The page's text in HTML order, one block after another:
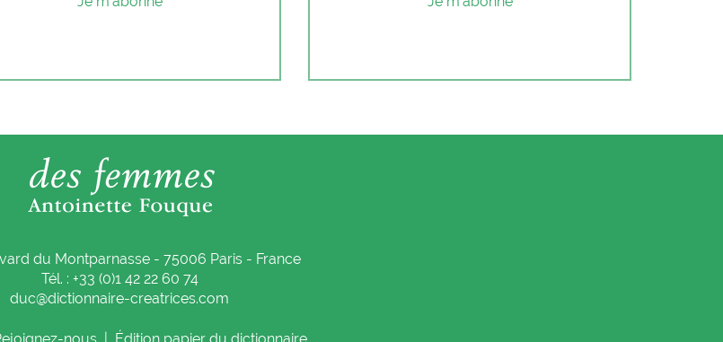
du Montparnasse - 75006 Paris - France
Tél. : +33 (0)1 42 22 60 74
duc@dictionnaire-creatrices.com
nous | Édition papier du dictionnaire